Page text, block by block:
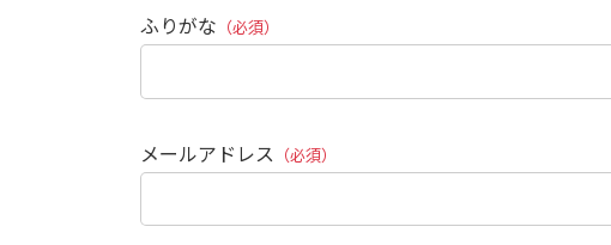
ふりがな （必須）
メールアドレス （必須）